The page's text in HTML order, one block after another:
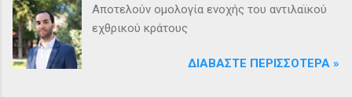
Αποτελούν ομολογία ενοχής του αντιλαϊκού
εχθρικού κράτους
ΔΙΑΒΆΣΤΕ ΠΕΡΙΣΣΌΤΕΡΑ »